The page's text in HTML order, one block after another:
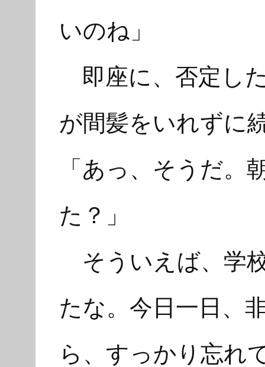
いのね」
即座に、否定し
が間髪をいれずに
「あっ、そうだ。
た？」
そういえば、学
たな。今日一日、
ら、すっかり忘れ